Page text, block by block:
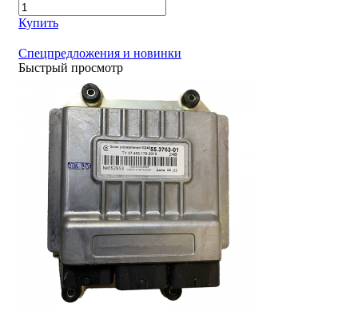
Купить
Спецпредложения и новинки
Быстрый просмотр